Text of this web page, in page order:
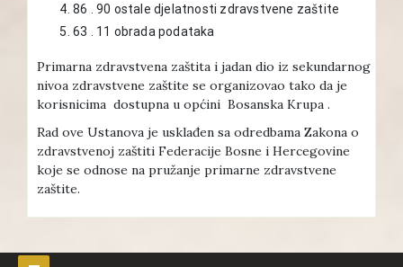
86 . 90 ostale djelatnosti zdravstvene zaštite
63 . 11 obrada podataka
Primarna zdravstvena zaštita i jadan dio iz sekundarnog
nivoa zdravstvene zaštite se organizovao tako da je
korisnicima dostupna u općini Bosanska Krupa .
Rad ove Ustanova je usklađen sa odredbama Zakona o
zdravstvenoj zaštiti Federacije Bosne i Hercegovine
koje se odnose na pružanje primarne zdravstvene
zaštite.